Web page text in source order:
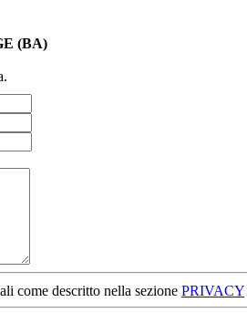
(BA)
come descritto nella sezione PRIVACY